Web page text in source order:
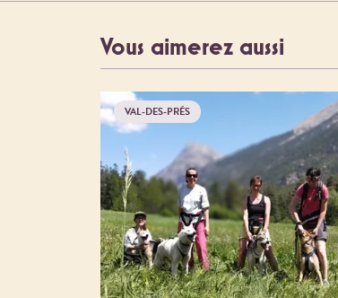
Vous aimerez aussi
VAL-DES-PRÉS